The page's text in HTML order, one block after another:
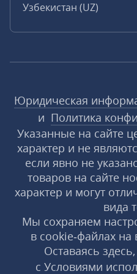
Узбекистан (UZ)
Юридическая
и Политика
Указанные на сайте
характер и не
если явно не
товаров на сайте
характер и могут
вида
Мы сохраняем
в cookie‑файлах
Оставаясь
с Условиями